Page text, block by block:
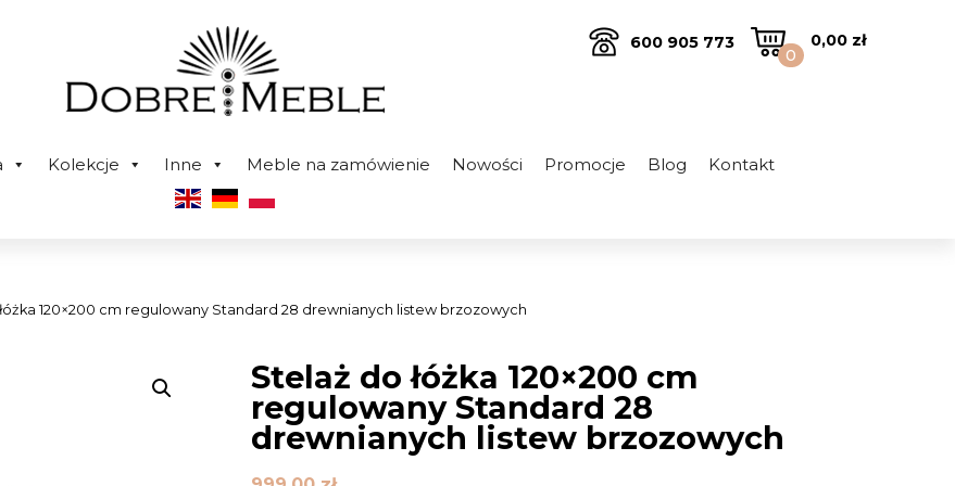
0
0,00 zł
600 905 773
Kolekcje Inne Meble na zamówienie Nowości Promocje Blog Kontakt
120×200 cm regulowany Standard 28 drewnianych listew brzozowych
Stelaż do łóżka 120×200 cm
regulowany Standard 28
drewnianych listew brzozowych